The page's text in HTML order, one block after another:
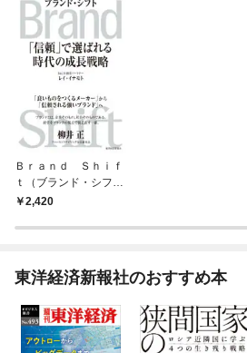
Ｂｒａｎｄ Ｓｈｉｆ
ｔ（ブランド・シフ
ト）―「信頼」で選ば
2,420
東洋経済新報社のおすすめ本